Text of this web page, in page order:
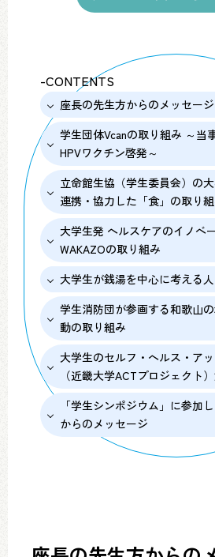
-CONTENTS
座長の先生方からのメッセージ
学生団体Vcanの取り組み ～当
HPVワクチン啓発～
立命館生協（学生委員会）の
連携・協力した「食」の取り
大学生発 ヘルスケアのイノベ
WAKAZOの取り組み
大学生が銭湯を中心に考える
学生消防団が参画する和歌山
動の取り組み
大学生のセルフ・ヘルス・ア
（近畿大学ACTプロジェクト
「学生シンポジウム」に参加
からのメッセージ